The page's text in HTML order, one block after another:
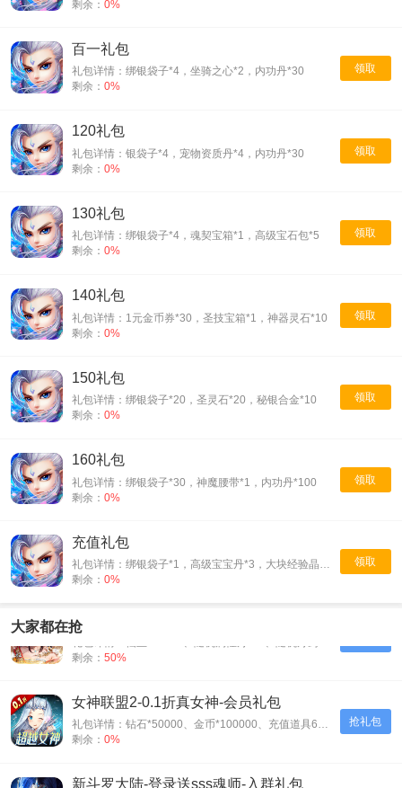
剩余： 0%
领取
百一礼包
礼包详情：绑银袋子*4，坐骑之心*2，内功丹*30
剩余： 0%
领取
120礼包
礼包详情：银袋子*4，宠物资质丹*4，内功丹*30
剩余： 0%
领取
130礼包
礼包详情：绑银袋子*4，魂契宝箱*1，高级宝石包*5
剩余： 0%
领取
140礼包
礼包详情：1元金币券*30，圣技宝箱*1，神器灵石*10
剩余： 0%
领取
150礼包
礼包详情：绑银袋子*20，圣灵石*20，秘银合金*10
剩余： 0%
领取
160礼包
礼包详情：绑银袋子*30，神魔腰带*1，内功丹*100
剩余： 0%
领取
充值礼包
礼包详情：绑银袋子*1，高级宝宝丹*3，大块经验晶石*1
剩余： 0%
大家都在抢
剩余： 50%
抢礼包
女神联盟2-0.1折真女神-会员礼包
剩余： 0%
新斗罗大陆-登录送sss魂师-入群礼包